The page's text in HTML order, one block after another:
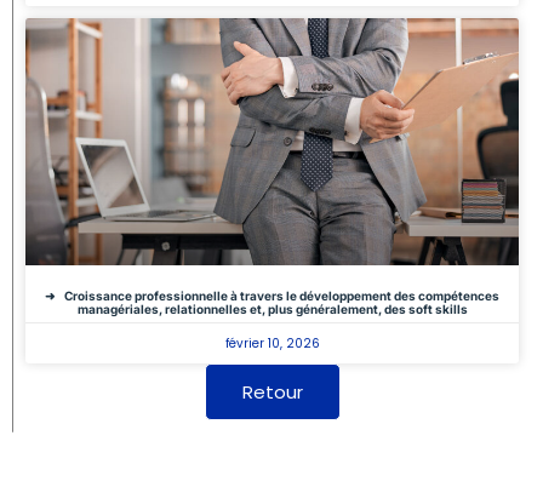
Croissance professionnelle à travers le développement des compétences
managériales, relationnelles et, plus généralement, des soft skills
février 10, 2026
Retour